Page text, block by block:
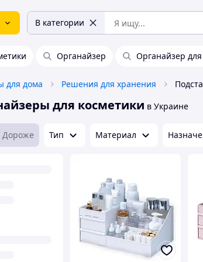
В категории
Органайзер Органайзер
для дома Решения для хранения
для косметики в Украине
Дороже Тип Материал